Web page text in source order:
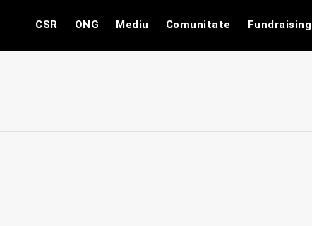
CSR ONG Mediu Comunitate Fundraising